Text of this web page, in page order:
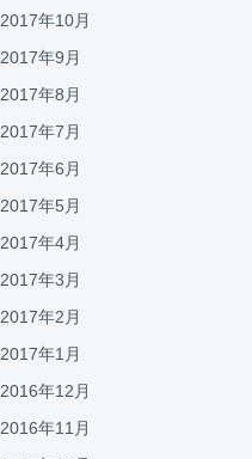
2017年10月
2017年9月
2017年8月
2017年7月
2017年6月
2017年5月
2017年4月
2017年3月
2017年2月
2017年1月
2016年12月
2016年11月